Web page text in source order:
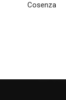
Cosenza